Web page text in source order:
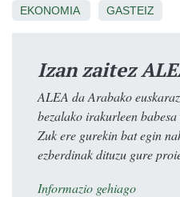
EKONOMIA GASTEIZ
Izan zaitez
ALEA da Arabako
bezalako irakurleen
Zuk ere gurekin bat egin
ezberdinak dituzu gure
Informazio gehiago